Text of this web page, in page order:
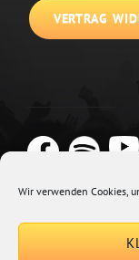
Wir verwenden Cookies,
VERTRAG